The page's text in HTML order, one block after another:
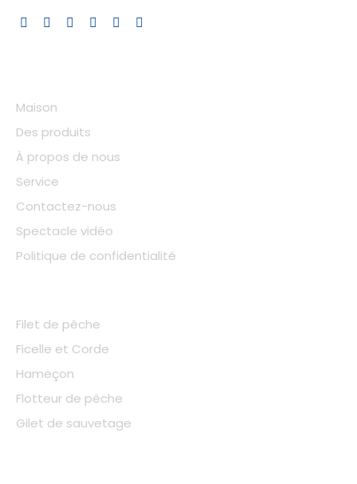
Maison
Des produits
À propos de nous
Service
Contactez-nous
Spectacle vidéo
Politique de confidentialité
Filet de pêche
Ficelle et Corde
Hameçon
Flotteur de pêche
Gilet de sauvetage